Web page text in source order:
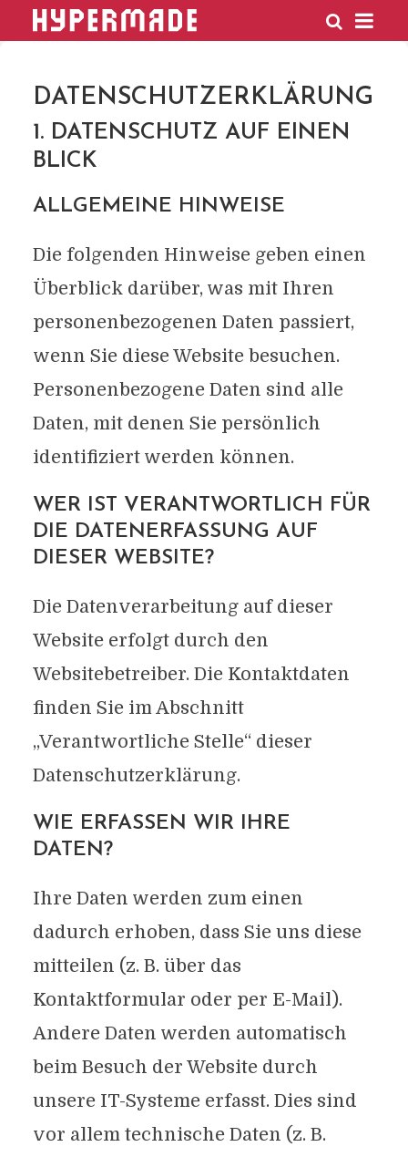
HYPERMADE
DATENSCHUTZERKLÄRUNG
1. DATENSCHUTZ AUF EINEN
BLICK
ALLGEMEINE HINWEISE
Die folgenden Hinweise geben einen
Überblick darüber, was mit Ihren
personenbezogenen Daten passiert,
wenn Sie diese Website besuchen.
Personenbezogene Daten sind alle
Daten, mit denen Sie persönlich
identifiziert werden können.
WER IST VERANTWORTLICH FÜR
DIE DATENERFASSUNG AUF
DIESER WEBSITE?
Die Datenverarbeitung auf dieser
Website erfolgt durch den
Websitebetreiber. Die Kontaktdaten
finden Sie im Abschnitt
„Verantwortliche Stelle“ dieser
Datenschutzerklärung.
WIE ERFASSEN WIR IHRE
DATEN?
Ihre Daten werden zum einen
dadurch erhoben, dass Sie uns diese
mitteilen (z. B. über das
Kontaktformular oder per E-Mail).
Andere Daten werden automatisch
beim Besuch der Website durch
unsere IT-Systeme erfasst. Dies sind
vor allem technische Daten (z. B.